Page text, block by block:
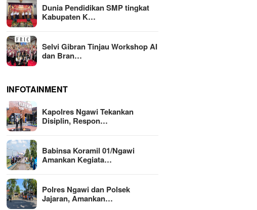
Dunia Pendidikan SMP tingkat
Kabupaten K…
Selvi Gibran Tinjau Workshop AI
dan Bran…
INFOTAINMENT
Kapolres Ngawi Tekankan
Disiplin, Respon…
Babinsa Koramil 01/Ngawi
Amankan Kegiata…
Polres Ngawi dan Polsek
Jajaran, Amankan…